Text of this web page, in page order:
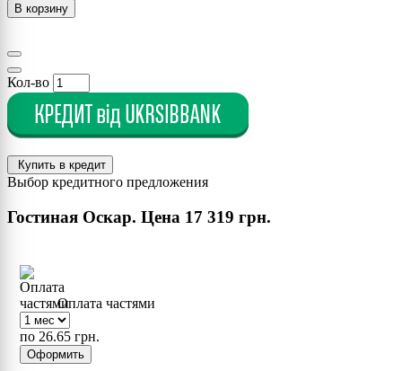
В корзину
Кол-во
Купить в кредит
Выбор кредитного предложения
Гостиная Оскар. Цена 17 319 грн.
Оплата частями
по 26.65 грн.
Оформить